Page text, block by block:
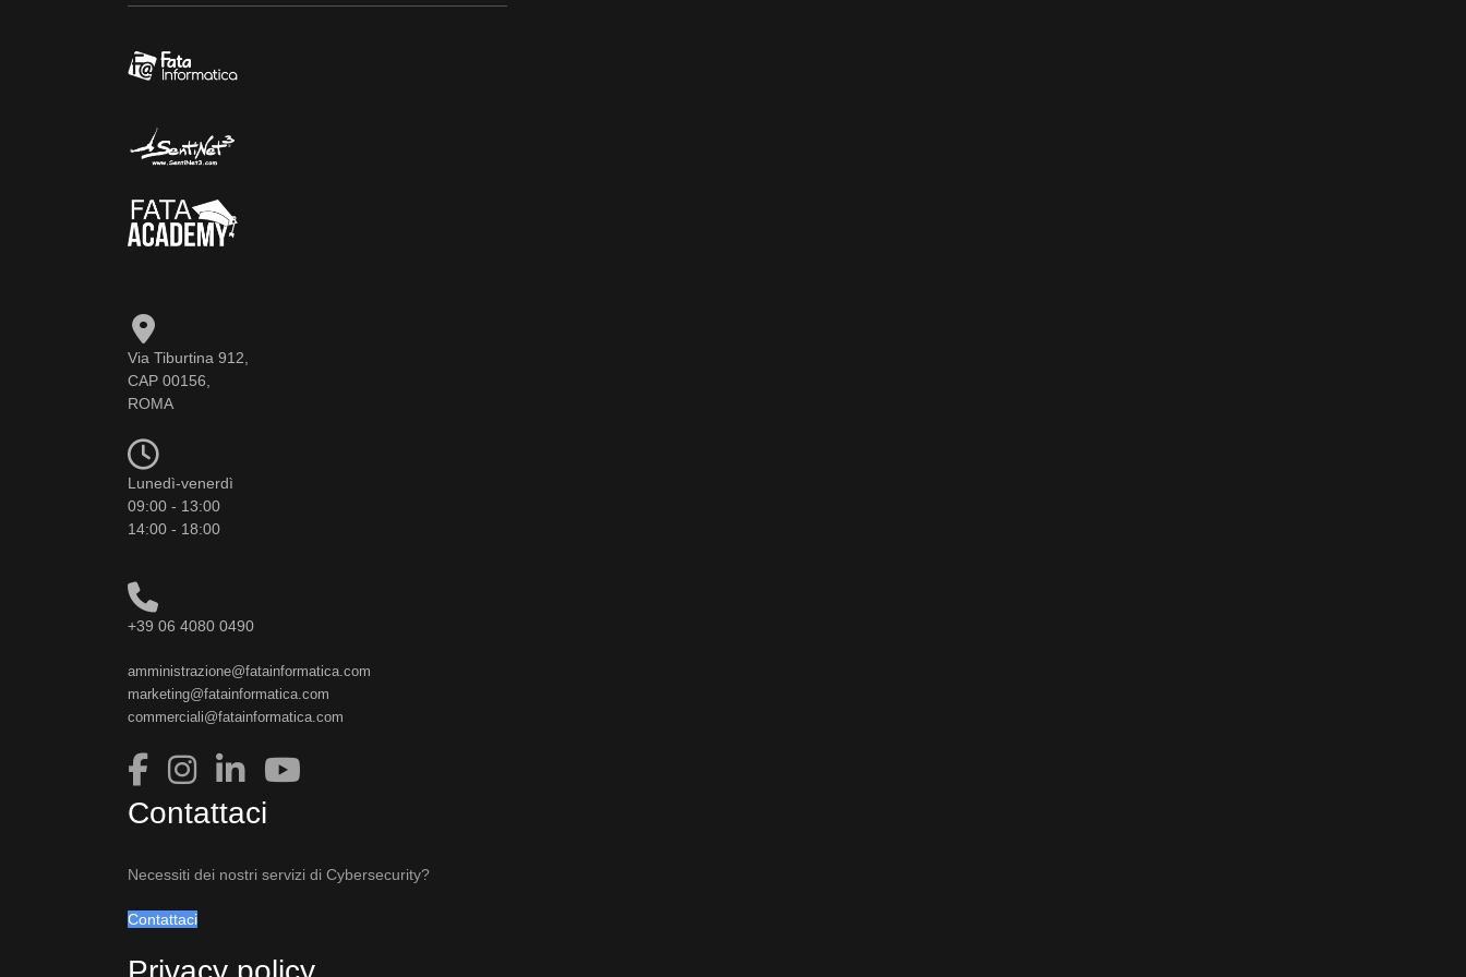
Via Tiburtina 912,
CAP 00156,
ROMA
Lunedì-venerdì
09:00 - 13:00
14:00 - 18:00
+39 06 4080 0490
amministrazione@fatainformatica.com
marketing@fatainformatica.com
commerciali@fatainformatica.com
Contattaci
Necessiti dei nostri servizi di Cybersecurity?
Contattaci